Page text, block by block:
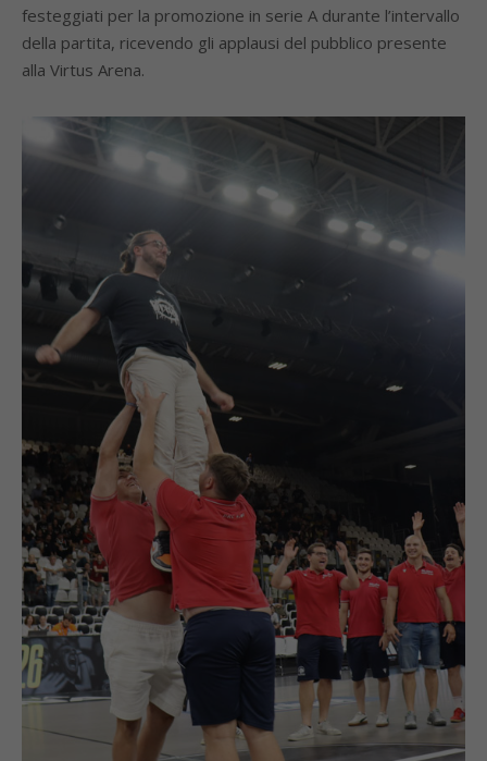
festeggiati per la promozione in serie A durante l’intervallo
della partita, ricevendo gli applausi del pubblico presente
alla Virtus Arena.